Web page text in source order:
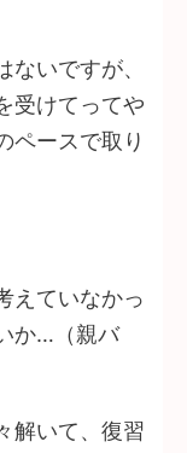
いですが、
受けてってや
ペースで取り
えていなかっ
か…（親バ
解いて、復習